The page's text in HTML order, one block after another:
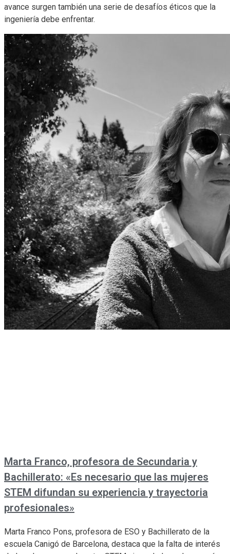
avance surgen también una serie de desafíos éticos que la
ingeniería debe enfrentar.
Marta Franco, profesora de Secundaria y
Bachillerato: «Es necesario que las mujeres
STEM difundan su experiencia y trayectoria
profesionales»
Marta Franco Pons, profesora de ESO y Bachillerato de la
escuela Canigó de Barcelona, ​​destaca que la falta de interés